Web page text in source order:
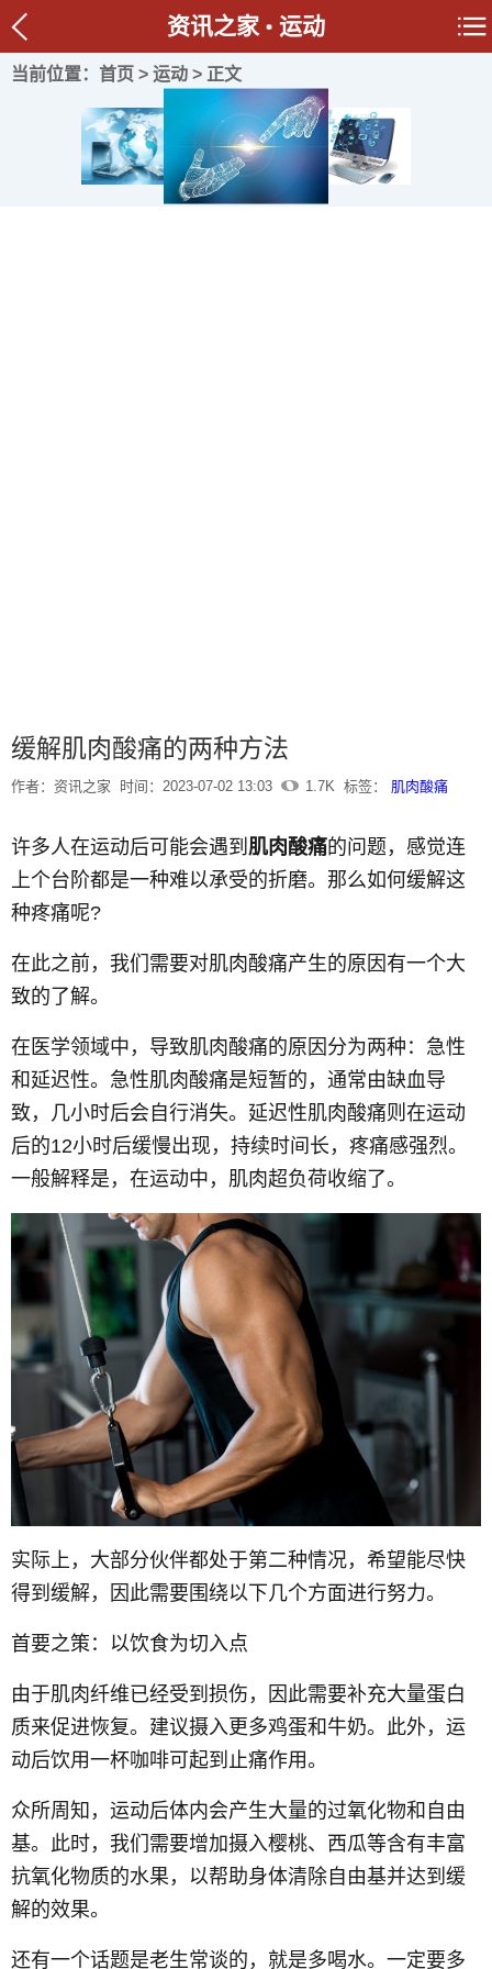
资讯之家 运动
当前位置： 首页 > 运动 > 正文
缓解肌肉酸痛的两种方法
作者：资讯之家 时间：2023-07-02 13:03 1.7K 标签： 肌肉酸痛
许多人在运动后可能会遇到 肌肉酸痛的问题，感觉连
上个台阶都是一种难以承受的折磨。那么如何缓解这
种疼痛呢?
在此之前，我们需要对肌肉酸痛产生的原因有一个大
致的了解。
在医学领域中，导致肌肉酸痛的原因分为两种：急性
和延迟性。急性肌肉酸痛是短暂的，通常由缺血导
致，几小时后会自行消失。延迟性肌肉酸痛则在运动
后的12小时后缓慢出现，持续时间长，疼痛感强烈。
一般解释是，在运动中，肌肉超负荷收缩了。
实际上，大部分伙伴都处于第二种情况，希望能尽快
得到缓解，因此需要围绕以下几个方面进行努力。
首要之策：以饮食为切入点
由于肌肉纤维已经受到损伤，因此需要补充大量蛋白
质来促进恢复。建议摄入更多鸡蛋和牛奶。此外，运
动后饮用一杯咖啡可起到止痛作用。
众所周知，运动后体内会产生大量的过氧化物和自由
基。此时，我们需要增加摄入樱桃、西瓜等含有丰富
抗氧化物质的水果，以帮助身体清除自由基并达到缓
解的效果。
还有一个话题是老生常谈的，就是多喝水。一定要多